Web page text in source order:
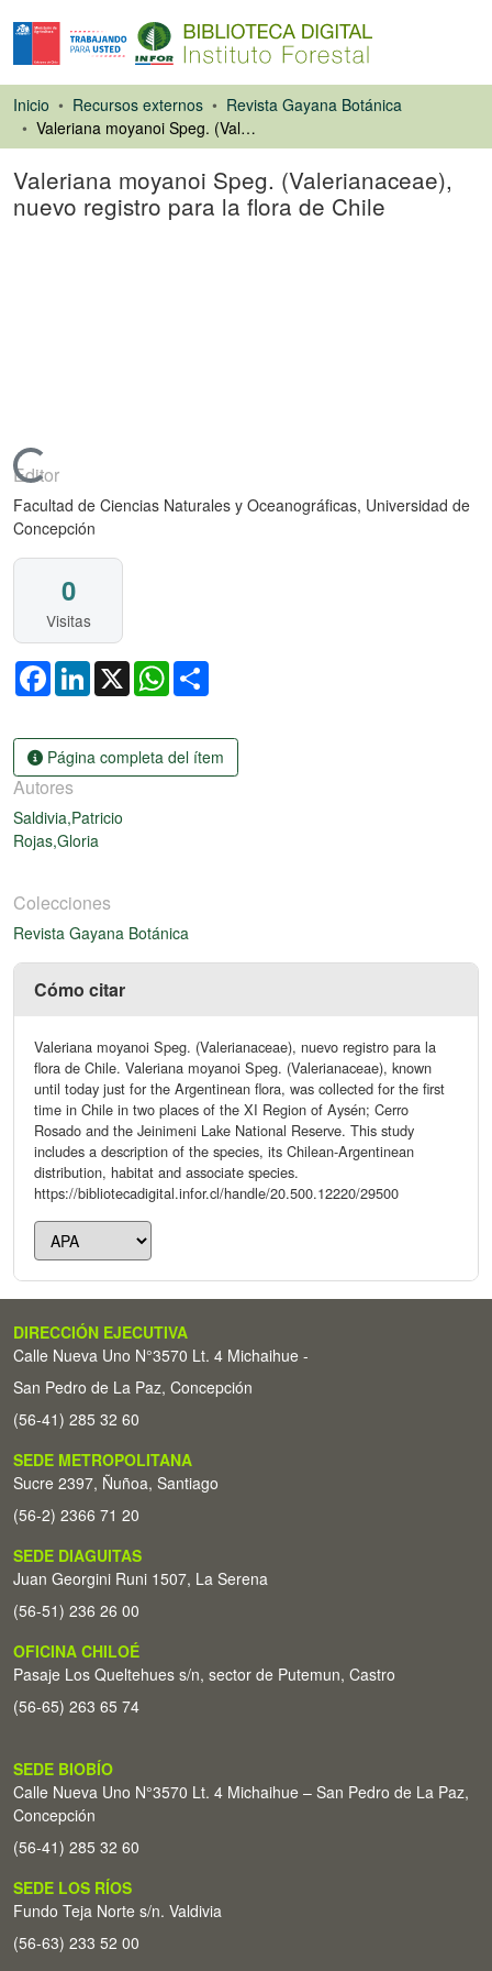
Inicio Recursos externos
Revista Gayana Botánica
Valeriana moyanoi Speg. (Valerianaceae), nuevo registro para la flora de Chile
Valeriana moyanoi Speg. (Valerianaceae),
nuevo registro para la flora de Chile
Cargando...
Editor
Facultad de Ciencias Naturales y Oceanográficas, Universidad de
Concepción
0
Visitas
FacebookLinkedIn
X WhatsApp
Página completa del ítem
Autores
Saldivia,Patricio
Rojas,Gloria
Colecciones
Revista Gayana Botánica
Cómo citar
Valeriana moyanoi Speg. (Valerianaceae), nuevo registro para la
flora de Chile. Valeriana moyanoi Speg. (Valerianaceae), known
until today just for the Argentinean flora, was collected for the first
time in Chile in two places of the XI Region of Aysén; Cerro
Rosado and the Jeinimeni Lake National Reserve. This study
includes a description of the species, its Chilean-Argentinean
distribution, habitat and associate species.
https://bibliotecadigital.infor.cl/handle/20.500.12220/29500
DIRECCIÓN EJECUTIVA
Calle Nueva Uno N°3570 Lt. 4 Michaihue -
San Pedro de La Paz, Concepción
(56-41) 285 32 60
SEDE METROPOLITANA
Sucre 2397, Ñuñoa, Santiago
(56-2) 2366 71 20
SEDE DIAGUITAS
Juan Georgini Runi 1507, La Serena
(56-51) 236 26 00
OFICINA CHILOÉ
Pasaje Los Queltehues s/n, sector de Putemun, Castro
(56-65) 263 65 74
SEDE BIOBÍO
Calle Nueva Uno N°3570 Lt. 4 Michaihue – San Pedro de La Paz,
Concepción
(56-41) 285 32 60
SEDE LOS RÍOS
Fundo Teja Norte s/n. Valdivia
(56-63) 233 52 00